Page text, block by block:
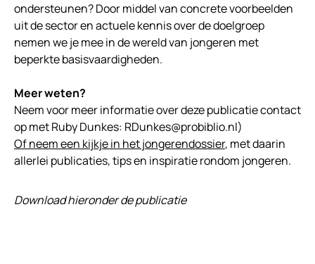
ondersteunen? Door middel van concrete voorbeelden
uit de sector en actuele kennis over de doelgroep
nemen we je mee in de wereld van jongeren met
beperkte basisvaardigheden.
Meer weten?
Neem voor meer informatie over deze publicatie contact
op met Ruby Dunkes: RDunkes@probiblio.nl)
Of neem een kijkje in het jongerendossier, met daarin
allerlei publicaties, tips en inspiratie rondom jongeren.
Download hieronder de publicatie